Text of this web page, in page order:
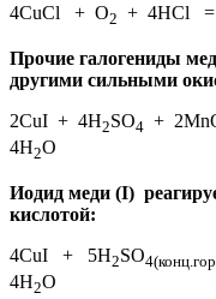
4CuCl + O2 + 4HCl
Прочие галогениды
другими сильными
2CuI + 4H2SO4 +
4H2O
Иодид меди (I)
кислотой:
4CuI + 5H2SO
4H2O